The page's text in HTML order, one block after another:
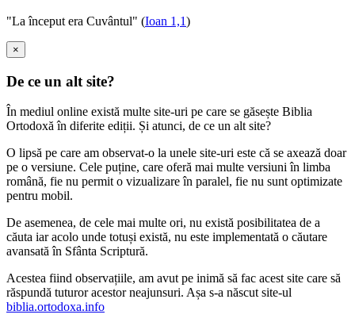
"La început era Cuvântul" (Ioan 1,1)
×
De ce un alt site?
În mediul online există multe site-uri pe care se găsește Biblia
Ortodoxă în diferite ediții. Și atunci, de ce un alt site?
O lipsă pe care am observat-o la unele site-uri este că se axează doar
pe o versiune. Cele puține, care oferă mai multe versiuni în limba
română, fie nu permit o vizualizare în paralel, fie nu sunt optimizate
pentru mobil.
De asemenea, de cele mai multe ori, nu există posibilitatea de a
căuta iar acolo unde totuși există, nu este implementată o căutare
avansată în Sfânta Scriptură.
Acestea fiind observațiile, am avut pe inimă să fac acest site care să
răspundă tuturor acestor neajunsuri. Așa s-a născut site-ul
biblia.ortodoxa.info